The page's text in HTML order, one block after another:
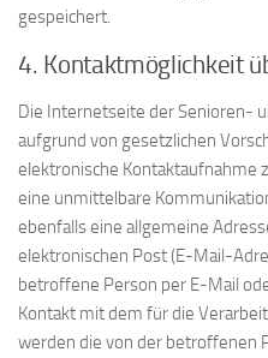
gespeichert.
4. Kontaktmöglichkeit
Die Internetseite der Senioren-
aufgrund von gesetzlichen
elektronische Kontaktaufnahme
eine unmittelbare
ebenfalls eine allgemeine
elektronischen Post (E-Mail-
betroffene Person per E-Mail
Kontakt mit dem für die
werden die von der betroffenen